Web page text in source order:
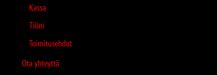
Kassa
Tilini
Toimitusehdot
Ota yhteyttä